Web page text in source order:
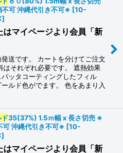
可 沖縄代引き不可※ [10-
]
はマイページより会員「新
送です。 カートを分けてご注文
はそれぞれ必要です。 遮熱効果
ッタコーティングしたフィル
ルド色がでます。 色をあまり入
35(37%) 1.5ｍ幅 x 長さ切売 ※
可 沖縄代引き不可※ [10-
]
はマイページより会員「新